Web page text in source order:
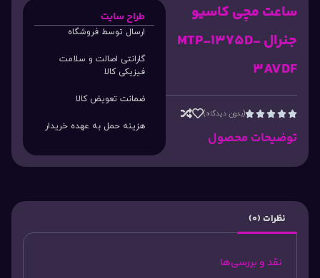
ساعت مچی کاسیو
جنرال MTP-1375D-
3AVDF




(بدون دیدگاه)
توضیحات محصول
طراح سایت
ارسال توسط فروشگاه
گارانتی اصالت و سلامت
فیزیکی کالا
ضمانت تعویض کالا
هزینه حمل به عهده خریدار
نظرات (0)
نقد و بررسی‌ها